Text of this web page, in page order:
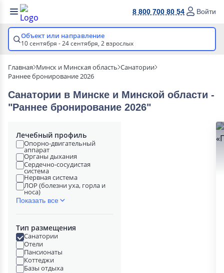
8 800 700 80 54 Войти
Объект или направление
10 сентября - 24 сентября, 2 взрослых
Главная Минск и Минская область Санатории
Раннее бронирование 2026
Санатории в Минске и Минской области -
"Раннее бронирование 2026"
Лечебный профиль
Опорно-двигательный
аппарат
Органы дыхания
Сердечно-сосудистая
система
Нервная система
ЛОР (болезни уха, горла и
носа)
Показать все
Тип размещения
Санатории
Отели
Пансионаты
Коттеджи
Базы отдыха